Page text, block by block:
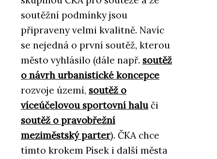
soutěžní podmínky jsou
připraveny velmi kvalitně. Navíc
se nejedná o první soutěž, kterou
město vyhlásilo (dále např. soutěž
o návrh urbanistické koncepce
rozvoje území, soutěž o
víceúčelovou sportovní haluči
soutěž o pravobřežní
meziměstský parter). ČKA chce
tímto krokem Písek i další města